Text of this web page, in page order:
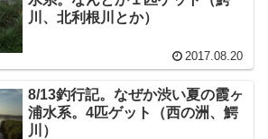
川、北利根川とか）
2017.08.20
8/13釣行記。なぜか渋い夏の霞ヶ
浦水系。4匹ゲット（西の洲、鰐
川）